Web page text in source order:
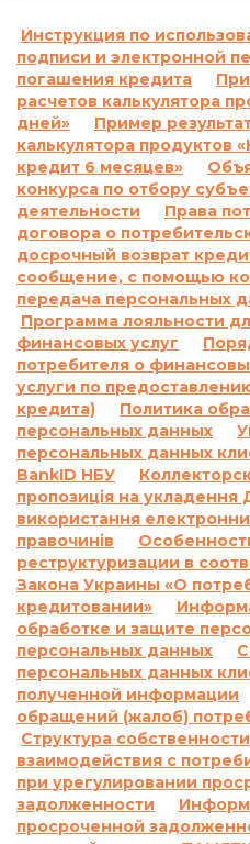
1. Возможные
случае
кредитом или
согласно договору о
включая просрочку
по уплате платежей, а
процентной
применяемых или
невыполнения
1.1.
выполнения и/или
По договору о
продукту
Согласно п. 7.5.
«В случае просрочки
денежного
за пользование
или суммы
Договором сроки, на
части 2 статьи 625
Украины
требовать, а
Кредитодателю сумму
3700 (три тысячи
от просроченной
Проценты годовых,
пункте выше,
просрочки на
включающую
Инструкция по
подписи и электронной
погашения кредита
расчетов калькулятора
дней»
Пример
калькулятора продуктов
кредит 6 месяцев»
конкурса по отбору
деятельности
Права
договора о
досрочный возврат
сообщение, с помощью
передача персональных
Программа лояльности
финансовых услуг
потребителя о
услуги по
кредита)
Политика
персональных данных
персональных данных
BankID НБУ
пропозиція на укладення
використання
правочинів
реструктуризации в
Закона Украины «О
кредитовании»
обработке и защите
персональных данных
персональных данных
полученной информации
обращений (жалоб)
Структура собственности
взаимодействия с
при урегулировании
задолженности
просроченной